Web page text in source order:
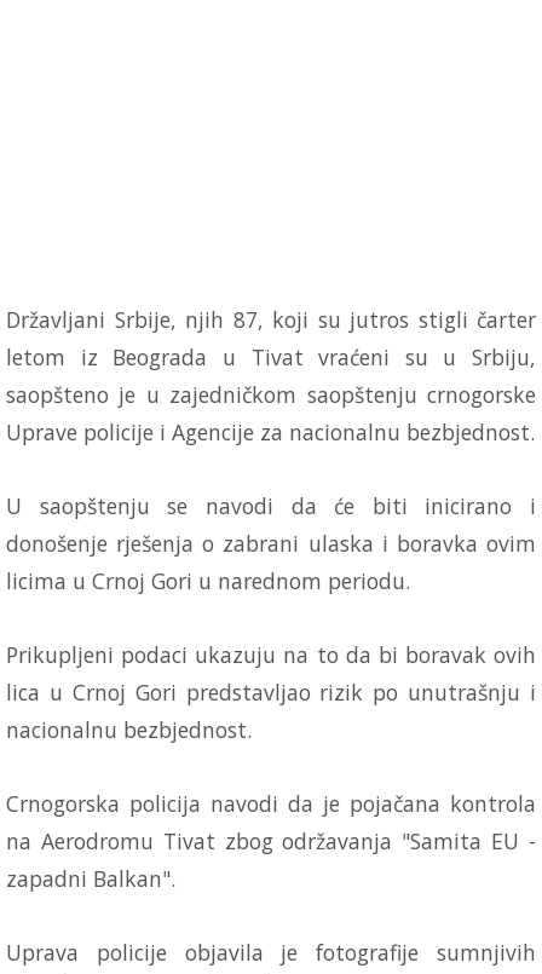
Državljani Srbije, njih 87, koji su jutros stigli čarter
letom iz Beograda u Tivat vraćeni su u Srbiju,
saopšteno je u zajedničkom saopštenju crnogorske
Uprave policije i Agencije za nacionalnu bezbjednost.
U saopštenju se navodi da će biti inicirano i
donošenje rješenja o zabrani ulaska i boravka ovim
licima u Crnoj Gori u narednom periodu.
Prikupljeni podaci ukazuju na to da bi boravak ovih
lica u Crnoj Gori predstavljao rizik po unutrašnju i
nacionalnu bezbjednost.
Crnogorska policija navodi da je pojačana kontrola
na Aerodromu Tivat zbog održavanja "Samita EU -
zapadni Balkan".
Uprava policije objavila je fotografije sumnjivih